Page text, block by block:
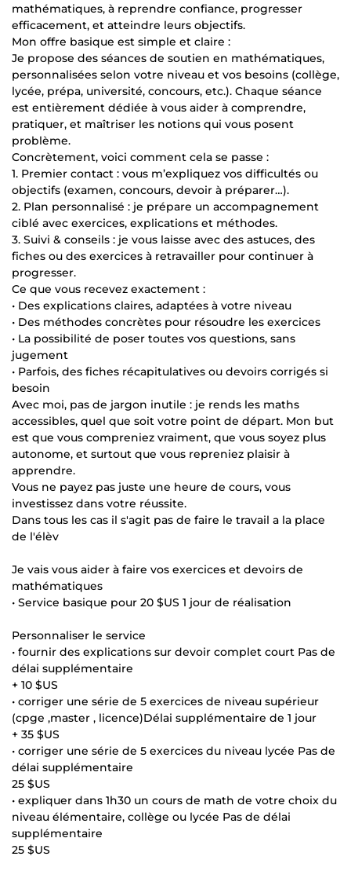
mathématiques, à reprendre confiance, progresser
efficacement, et atteindre leurs objectifs.
Mon offre basique est simple et claire :
Je propose des séances de soutien en mathématiques,
personnalisées selon votre niveau et vos besoins (collège,
lycée, prépa, université, concours, etc.). Chaque séance
est entièrement dédiée à vous aider à comprendre,
pratiquer, et maîtriser les notions qui vous posent
problème.
Concrètement, voici comment cela se passe :
1. Premier contact : vous m’expliquez vos difficultés ou
objectifs (examen, concours, devoir à préparer…).
2. Plan personnalisé : je prépare un accompagnement
ciblé avec exercices, explications et méthodes.
3. Suivi & conseils : je vous laisse avec des astuces, des
fiches ou des exercices à retravailler pour continuer à
progresser.
Ce que vous recevez exactement :
• Des explications claires, adaptées à votre niveau
• Des méthodes concrètes pour résoudre les exercices
• La possibilité de poser toutes vos questions, sans
jugement
• Parfois, des fiches récapitulatives ou devoirs corrigés si
besoin
Avec moi, pas de jargon inutile : je rends les maths
accessibles, quel que soit votre point de départ. Mon but
est que vous compreniez vraiment, que vous soyez plus
autonome, et surtout que vous repreniez plaisir à
apprendre.
Vous ne payez pas juste une heure de cours, vous
investissez dans votre réussite.
Dans tous les cas il s'agit pas de faire le travail a la place
de l'élèv
Je vais vous aider à faire vos exercices et devoirs de
mathématiques
• Service basique pour 20 $US 1 jour de réalisation
Personnaliser le service
• fournir des explications sur devoir complet court Pas de
délai supplémentaire
+ 10 $US
• corriger une série de 5 exercices de niveau supérieur
(cpge ,master , licence)Délai supplémentaire de 1 jour
+ 35 $US
• corriger une série de 5 exercices du niveau lycée Pas de
délai supplémentaire
25 $US
• expliquer dans 1h30 un cours de math de votre choix du
niveau élémentaire, collège ou lycée Pas de délai
supplémentaire
25 $US